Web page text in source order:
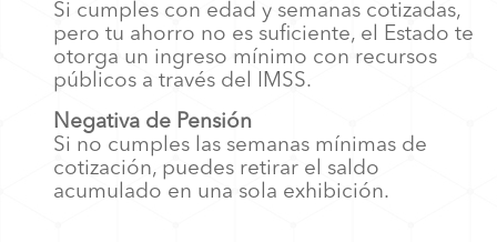
Si cumples con edad y semanas cotizadas,
pero tu ahorro no es suficiente, el Estado te
otorga un ingreso mínimo con recursos
públicos a través del IMSS.
Negativa de Pensión
Si no cumples las semanas mínimas de
cotización, puedes retirar el saldo
acumulado en una sola exhibición.